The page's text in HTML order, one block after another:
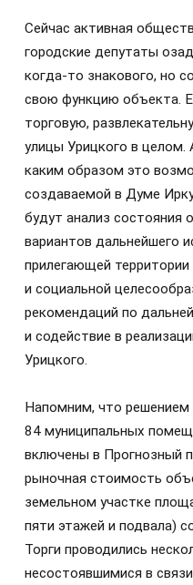
Сейчас активная
городские депутаты
когда-то знакового, но
свою функцию объекта.
торговую,
улицы Урицкого в целом.
каким образом это
создаваемой в Думе
будут анализ состояния
вариантов дальнейшего
прилегающей
и социальной
рекомендаций по
и содействие в
Урицкого.
Напомним, что
84 муниципальных
включены в Прогнозный
рыночная стоимость
земельном участке
пяти этажей и подвала)
Торги проводились
несостоявшимися в